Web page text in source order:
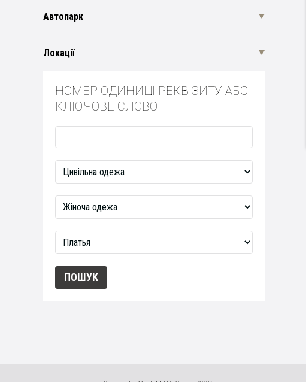
Автопарк
Локації
НОМЕР ОДИНИЦІ РЕКВІЗИТУ АБО
КЛЮЧОВЕ СЛОВО